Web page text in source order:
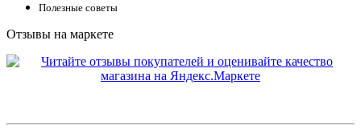
Полезные советы
Отзывы на маркете